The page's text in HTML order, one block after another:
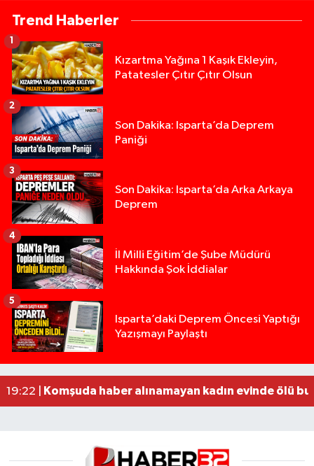
Trend Haberler
Kızartma Yağına 1 Kaşık Ekleyin,
Patatesler Çıtır Çıtır Olsun
1
Son Dakika: Isparta’da Deprem
Paniği
2
Son Dakika: Isparta’da Arka Arkaya
Deprem
3
İl Milli Eğitim’de Şube Müdürü
Hakkında Şok İddialar
4
Isparta’daki Deprem Öncesi Yaptığı
Yazışmayı Paylaştı
5
13:00 |Yığılca'da kardeşler arasındaki silahlı kavgada
12:48 |Tur teknesi çalışanlarının birbirine girdiği kavga
02:26 |MOTOSİKLETLE ÇARPIŞAN OTOMOBİL GÜL
19:22 |
Komşuda haber alınamayan kadın evinde ölü